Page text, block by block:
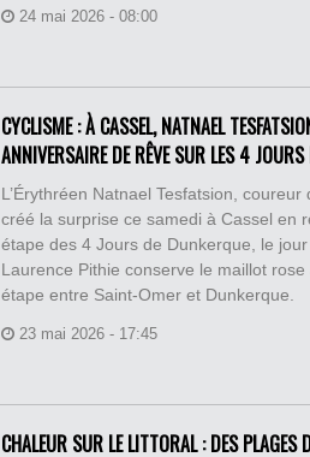
24 mai 2026 - 08:00
CYCLISME : À CASSEL, NATNAEL
ANNIVERSAIRE DE RÊVE SUR LES 4 JOURS
L’Érythréen Natnael Tesfatsion, coureur
créé la surprise ce samedi à Cassel en
étape des 4 Jours de Dunkerque, le
Laurence Pithie conserve le maillot
étape entre Saint-Omer et Dunkerque.
23 mai 2026 - 17:45
CHALEUR SUR LE LITTORAL : DES PLAGES